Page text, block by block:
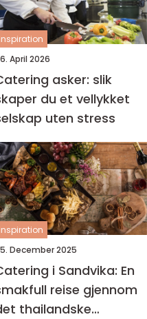
inspiration
April 2026
asker: slik
du et vellykket
uten stress
inspiration
December 2025
i Sandvika: En
reise gjennom
thailandske